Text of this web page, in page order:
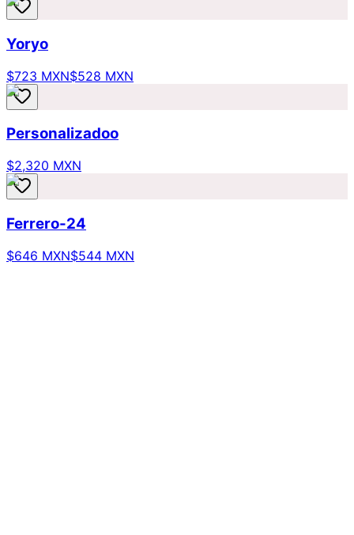
Yoryo
$723 MXN$528 MXN
Personalizadoo
$2,320 MXN
Ferrero-24
$646 MXN$544 MXN